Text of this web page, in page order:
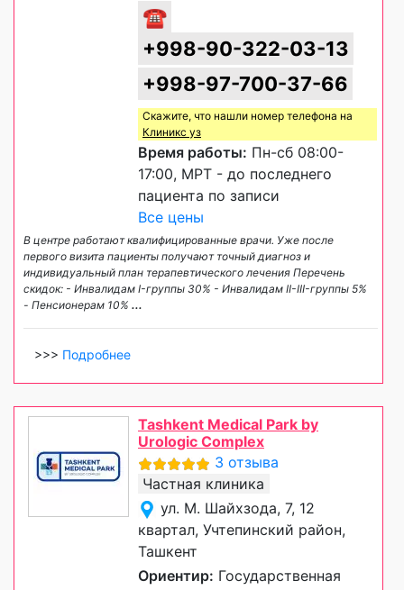
☎
+998-90-322-03-13
+998-97-700-37-66
Скажите, что нашли номер телефона на
Клиникс уз
Время работы: Пн-сб 08:00-
17:00, МРТ - до последнего
пациента по записи
Все цены
В центре работают квалифицированные врачи. Уже после
первого визита пациенты получают точный диагноз и
индивидуальный план терапевтического лечения Перечень
скидок: - Инвалидам I-группы 30% - Инвалидам II-III-группы 5%
- Пенсионерам 10% ...
>>> Подробнее
Tashkent Medical Park by
Urologic Complex
3 отзыва
Частная клиника
ул. М. Шайхзода, 7, 12
квартал, Учтепинский район,
Ташкент
Ориентир: Государственная